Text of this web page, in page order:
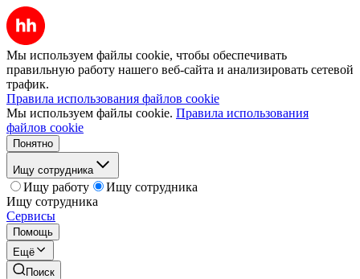
Мы используем файлы cookie, чтобы обеспечивать
правильную работу нашего веб-сайта и анализировать сетевой
трафик.
Правила использования файлов cookie
Мы используем файлы cookie. Правила использования
файлов cookie
Понятно
Ищу сотрудника
Ищу работу
Ищу сотрудника
Ищу сотрудника
Сервисы
Помощь
Ещё
Поиск